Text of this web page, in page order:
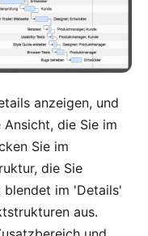
anzeigen, und
die Sie im
Sie im
die Sie
blendet im 'Details'
aus.